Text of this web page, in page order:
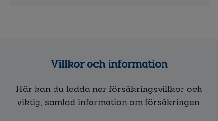
Villkor och information
Här kan du ladda ner försäkringsvillkor och
viktig, samlad information om försäkringen.